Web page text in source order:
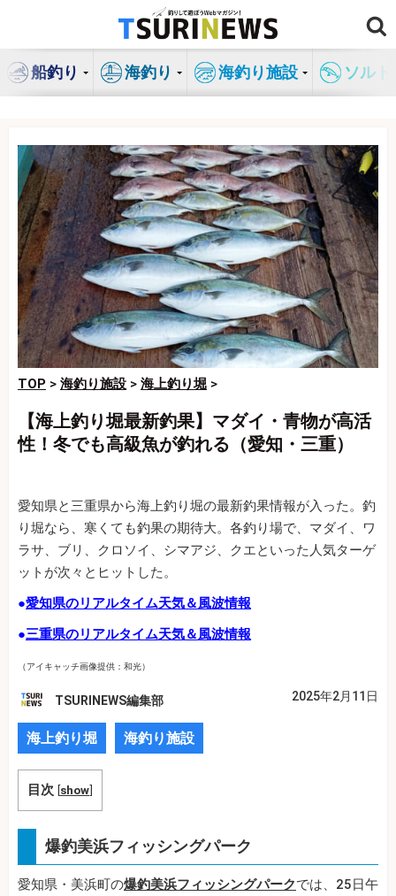
ン
船釣り 海釣り 海釣り施設 ソル
TOP > 海釣り施設 > 海上釣り堀 >
【海上釣り堀最新釣果】マダイ・青物が高活
性！冬でも高級魚が釣れる（愛知・三重）
愛知県と三重県から海上釣り堀の最新釣果情報が入った。釣
り堀なら、寒くても釣果の期待大。各釣り場で、マダイ、ワ
ラサ、ブリ、クロソイ、シマアジ、クエといった人気ターゲ
ットが次々とヒットした。
●愛知県のリアルタイム天気＆風波情報
●三重県のリアルタイム天気＆風波情報
（アイキャッチ画像提供：和光）
TSURINEWS編集部 2025年2月11日
海上釣り堀 海釣り施設
目次 [show]
爆釣美浜フィッシングパーク
愛知県・美浜町の爆釣美浜フィッシングパークでは、25日午